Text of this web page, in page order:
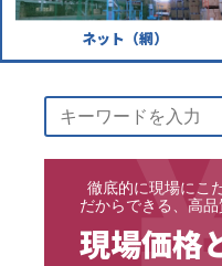
ネット（網）
徹底的に現場にこ
だからできる、高
現場価格